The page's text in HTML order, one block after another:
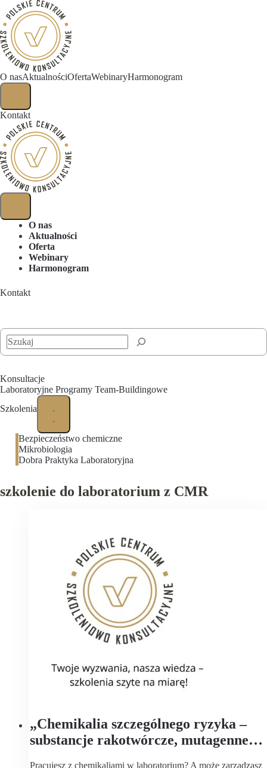
O nasAktualnościOfertaWebinaryHarmonogram
Kontakt
O nas
Aktualności
Oferta
Webinary
Harmonogram
Kontakt
Szukaj
Konsultacje
Laboratoryjne Programy Team-Buildingowe
Szkolenia
Bezpieczeństwo chemiczne
Mikrobiologia
Dobra Praktyka Laboratoryjna
szkolenie do laboratorium z CMR
„Chemikalia szczególnego ryzyka –
substancje rakotwórcze, mutagenne,
Pracujesz z chemikaliami w laboratorium? A może zarządzasz